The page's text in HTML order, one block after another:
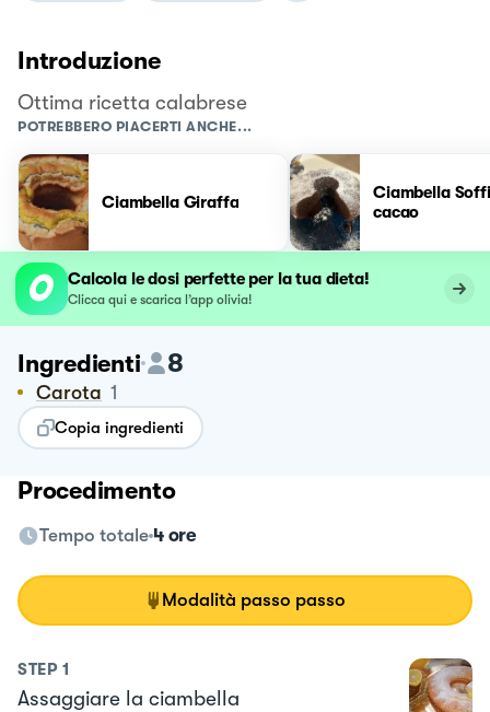
Introduzione
Ottima ricetta calabrese
POTREBBERO PIACERTI ANCHE...
Ciambella Giraffa
Ciambella
cacao
Calcola le dosi perfette per la tua dieta!
Clicca qui e scarica l’app olivia!
Ingredienti 8
Carota 1
Copia ingredienti
Procedimento
Tempo totale 4 ore
Modalità passo passo
STEP 1
Assaggiare la ciambella